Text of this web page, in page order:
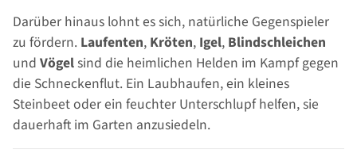
Darüber hinaus lohnt es sich, natürliche Gegenspieler
zu fördern. Laufenten, Kröten, Igel, Blindschleichen
und Vögelsind die heimlichen Helden im Kampf gegen
die Schneckenflut. Ein Laubhaufen, ein kleines
Steinbeet oder ein feuchter Unterschlupf helfen, sie
dauerhaft im Garten anzusiedeln.